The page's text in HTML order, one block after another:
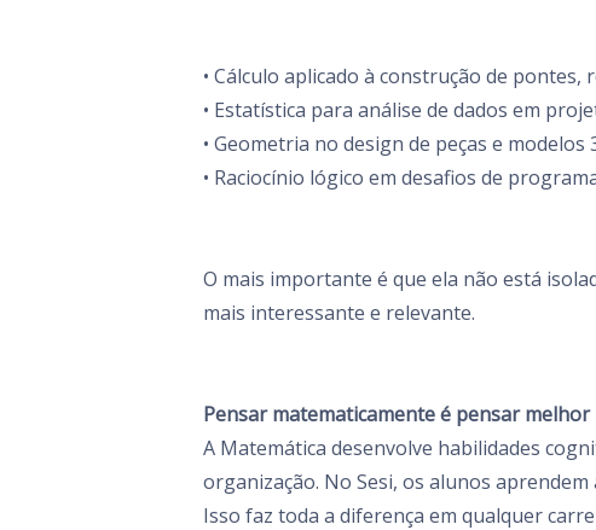
• Cálculo aplicado à construção de
• Estatística para análise de dados em
• Geometria no design de peças e modelos
• Raciocínio lógico em desafios de
O mais importante é que ela não está
mais interessante e relevante.
Pensar matematicamente é pensar melhor
A Matemática desenvolve habilidades
organização. No Sesi, os alunos
Isso faz toda a diferença em qualquer